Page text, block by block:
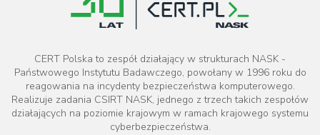
CERT Polska to zespół działający w strukturach NASK -
Państwowego Instytutu Badawczego, powołany w 1996 roku do
reagowania na incydenty bezpieczeństwa komputerowego.
Realizuje zadania CSIRT NASK, jednego z trzech takich zespołów
działających na poziomie krajowym w ramach krajowego systemu
cyberbezpieczeństwa.